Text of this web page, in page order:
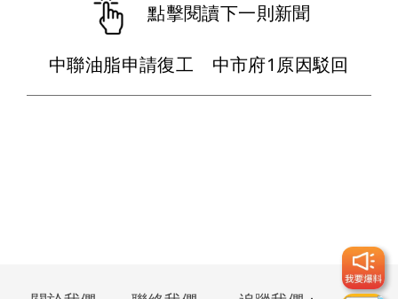
點擊閱讀下一則新聞
中聯油脂申請復工 中市府1原因駁回